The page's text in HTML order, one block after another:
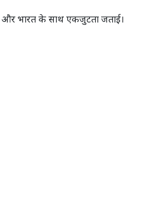
और भारत के साथ एकजुटता जताई।